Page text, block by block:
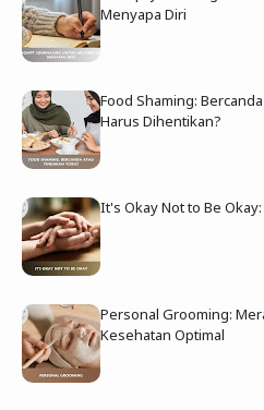
Menyapa Diri
Food Shaming:
Harus Dihentikan?
It's Okay Not to Be
Personal Grooming:
Kesehatan Optimal